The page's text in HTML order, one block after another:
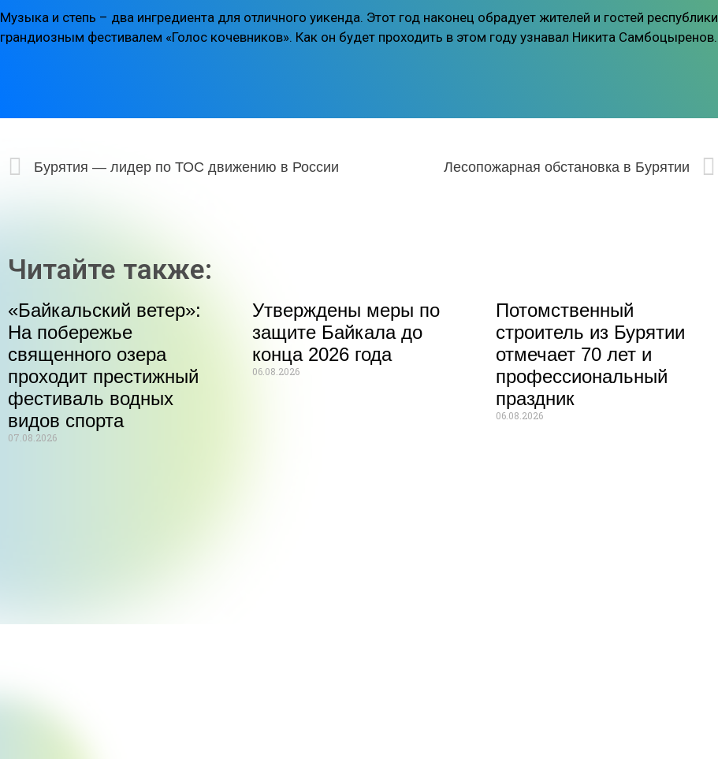
Музыка и степь – два ингредиента для отличного уикенда. Этот год наконец обрадует жителей и гостей республики
грандиозным фестивалем «Голос кочевников». Как он будет проходить в этом году узнавал Никита Самбоцыренов.
Бурятия — лидер по ТОС движению в России Лесопожарная обстановка в Бурятии
Читайте также:
«Байкальский ветер»:
На побережье
священного озера
проходит престижный
фестиваль водных
видов спорта
07.08.2026
Утверждены меры по
защите Байкала до
конца 2026 года
06.08.2026
Потомственный
строитель из Бурятии
отмечает 70 лет и
профессиональный
праздник
06.08.2026